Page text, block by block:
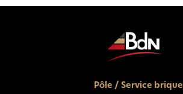
Pôle / Service brique